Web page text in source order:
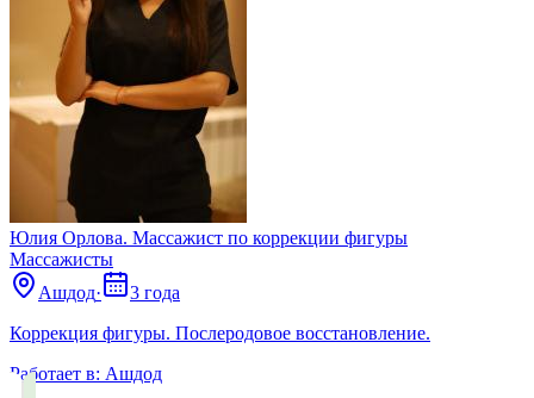
Юлия Орлова. Массажист по коррекции фигуры
Массажисты
Ашдод·
3 года
Коррекция фигуры. Послеродовое восстановление.
Работает в: Ашдод